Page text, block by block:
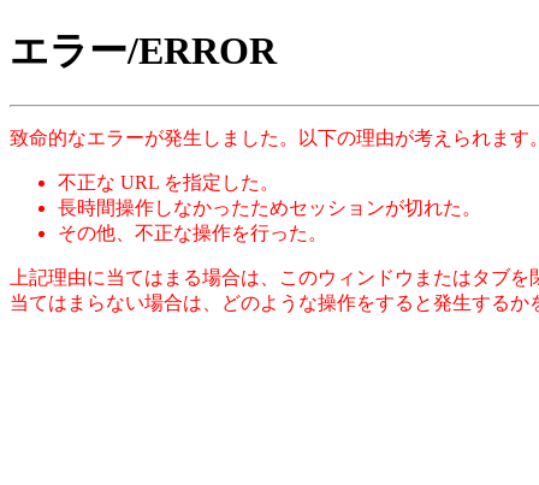
エラー/ERROR
致命的なエラーが発生しました。以下の理由が考えられます
不正な URL を指定した。
長時間操作しなかったためセッションが切れた。
その他、不正な操作を行った。
上記理由に当てはまる場合は、このウィンドウまたはタブ
当てはまらない場合は、どのような操作をすると発生する